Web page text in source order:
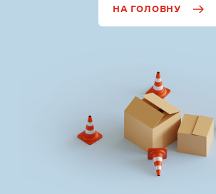
НА ГОЛОВНУ